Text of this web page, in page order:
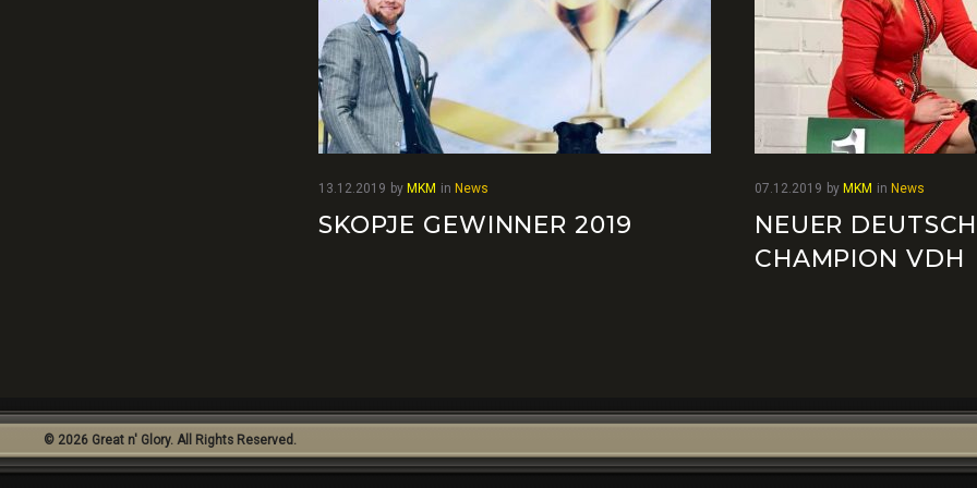
13.12.2019 by MKM in News
SKOPJE GEWINNER 2019
07.12.2019 by MKM in News
NEUER
CHAMPION VDH
© 2026 Great n' Glory. All Rights Reserved.